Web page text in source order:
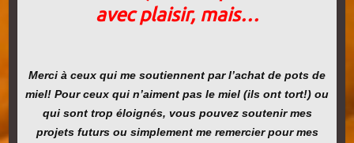
avec plaisir, mais…
Merci à ceux qui me soutiennent par l’achat de pots de
miel! Pour ceux qui n’aiment pas le miel (ils ont tort!) ou
qui sont trop éloignés, vous pouvez soutenir mes
projets futurs ou simplement me remercier pour mes